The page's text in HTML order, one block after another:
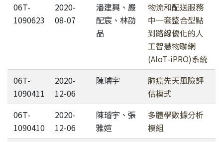
06T-
1090623
2020-
08-07
潘建興、嚴
配宸、林劭
品
物流和配送服務
中一套整合型點
到路線優化的人
工智慧物聯網
(AIoT-iPRO)系統
06T-
1090411
2020-
12-06
陳璿宇
肺癌先天風險評
估模式
06T-
1090410
2020-
12-06
陳璿宇、張
雅媗
多體學數據分析
模組